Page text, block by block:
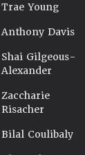
Trae Young
Anthony Davis
Shai Gilgeous-
Alexander
Zaccharie
Risacher
Bilal Coulibaly